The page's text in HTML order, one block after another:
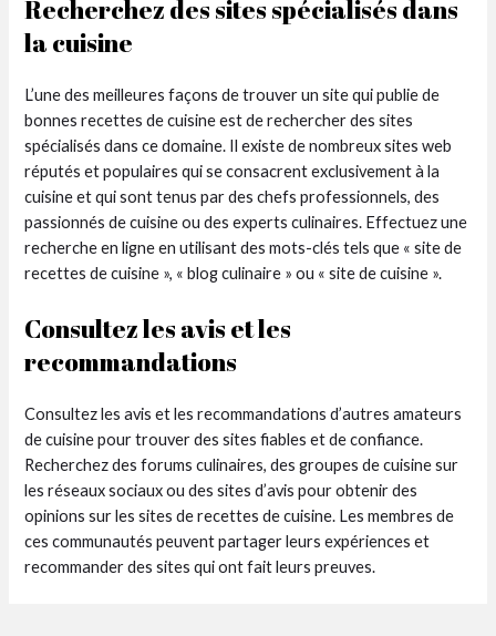
Recherchez des sites spécialisés dans
la cuisine
L’une des meilleures façons de trouver un site qui publie de
bonnes recettes de cuisine est de rechercher des sites
spécialisés dans ce domaine. Il existe de nombreux sites web
réputés et populaires qui se consacrent exclusivement à la
cuisine et qui sont tenus par des chefs professionnels, des
passionnés de cuisine ou des experts culinaires. Effectuez une
recherche en ligne en utilisant des mots-clés tels que « site de
recettes de cuisine », « blog culinaire » ou « site de cuisine ».
Consultez les avis et les
recommandations
Consultez les avis et les recommandations d’autres amateurs
de cuisine pour trouver des sites fiables et de confiance.
Recherchez des forums culinaires, des groupes de cuisine sur
les réseaux sociaux ou des sites d’avis pour obtenir des
opinions sur les sites de recettes de cuisine. Les membres de
ces communautés peuvent partager leurs expériences et
recommander des sites qui ont fait leurs preuves.